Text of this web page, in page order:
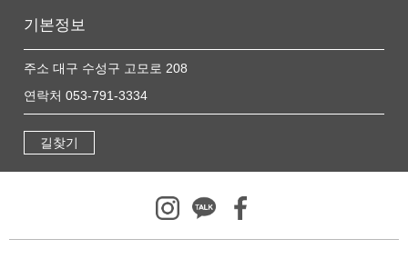
기본정보
주소 대구 수성구 고모로 208
연락처 053-791-3334
길찾기